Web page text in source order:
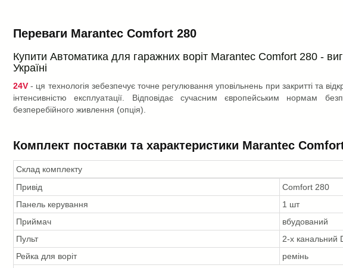
Переваги Marantec Comfort 280
Купити Автоматика для гаражних воріт Marantec Comfort 280 -
Україні
24V - ця технологія зебезпечує точне регулювання уповільнень при закритті та
інтенсивністю експлуатації. Відповідає сучасним європейським нормам
безперебійного живлення (опція).
Комплект поставки та характеристики Marantec
Склад комплекту
Привід
Comfort 280
Панель керування
1 шт
Приймач
вбудований
Пульт
2-х канальний
Рейка для воріт
ремінь